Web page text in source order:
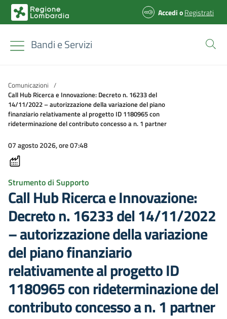
AccedioRegistrati
Bandi e Servizi
Comunicazioni /
Call Hub Ricerca e Innovazione: Decreto n. 16233 del
14/11/2022 – autorizzazione della variazione del piano
finanziario relativamente al progetto ID 1180965 con
rideterminazione del contributo concesso a n. 1 partner
07 agosto 2026, ore 07:48
Strumento di Supporto
Call Hub Ricerca e Innovazione:
Decreto n. 16233 del 14/11/2022
– autorizzazione della variazione
del piano finanziario
relativamente al progetto ID
1180965 con rideterminazione del
contributo concesso a n. 1 partner